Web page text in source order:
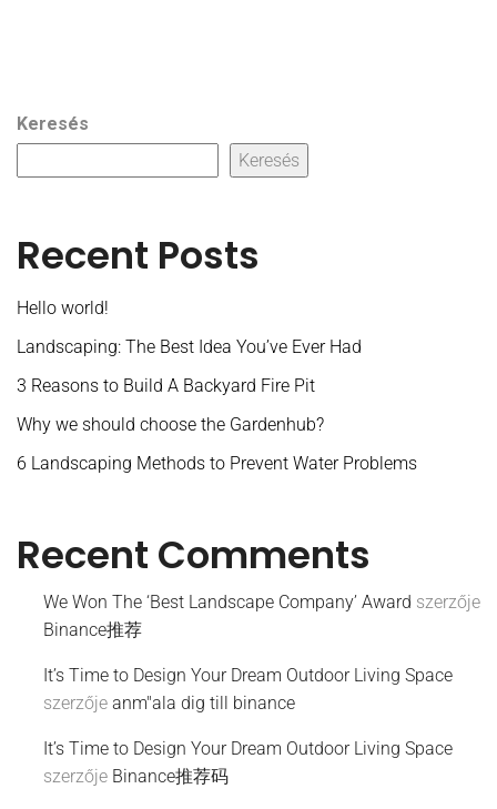
Keresés
Keresés
Recent Posts
Hello world!
Landscaping: The Best Idea You’ve Ever Had
3 Reasons to Build A Backyard Fire Pit
Why we should choose the Gardenhub?
6 Landscaping Methods to Prevent Water Problems
Recent Comments
We Won The ‘Best Landscape Company’ Award szerzője
Binance推荐
It’s Time to Design Your Dream Outdoor Living Space
szerzője anm"ala dig till binance
It’s Time to Design Your Dream Outdoor Living Space
szerzője Binance推荐码